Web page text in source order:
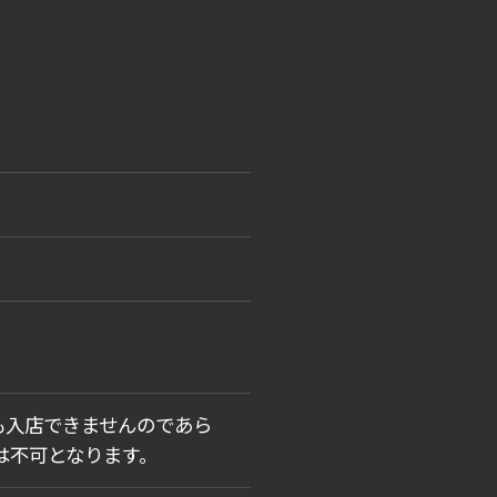
店できませんのであら
可となります。